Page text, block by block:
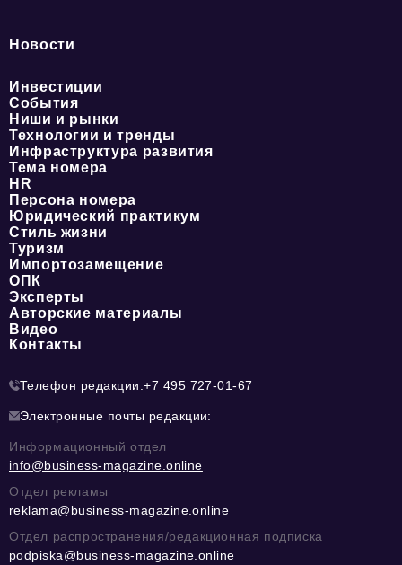
Новости
Инвестиции
События
Ниши и рынки
Технологии и тренды
Инфраструктура развития
Тема номера
HR
Персона номера
Юридический практикум
Стиль жизни
Туризм
Импортозамещение
ОПК
Эксперты
Авторские материалы
Видео
Контакты
Телефон редакции:+7 495 727-01-67
Электронные почты редакции:
Информационный отдел
info@business-magazine.online
Отдел рекламы
reklama@business-magazine.online
Отдел распространения/редакционная подписка
podpiska@business-magazine.online